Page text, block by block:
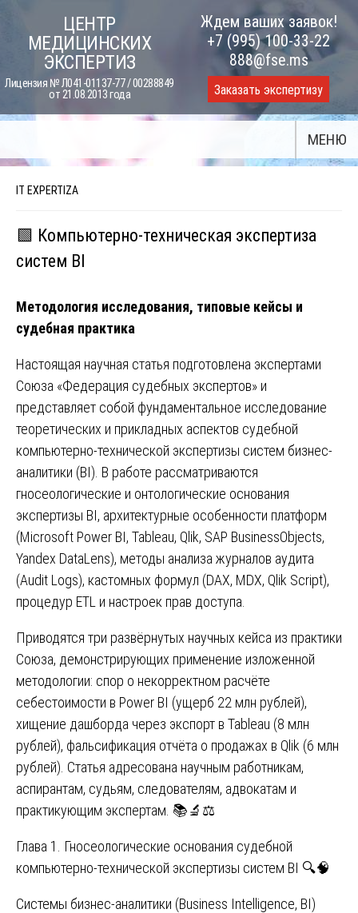
content
ЦЕНТР
МЕДИЦИНСКИХ
ЭКСПЕРТИЗ
Лицензия № Л041-01137-77 / 00288849
от 21.08.2013 года
Ждем ваших заявок!
+7 (995) 100-33-22
888@fse.ms
Заказать экспертизу
МЕНЮ
IT EXPERTIZA
🟩 Компьютерно-техническая экспертиза
систем BI
Методология исследования, типовые кейсы и
судебная практика
Настоящая научная статья подготовлена экспертами
Союза «Федерация судебных экспертов» и
представляет собой фундаментальное исследование
теоретических и прикладных аспектов судебной
компьютерно-технической экспертизы систем бизнес-
аналитики (BI). В работе рассматриваются
гносеологические и онтологические основания
экспертизы BI, архитектурные особенности платформ
(Microsoft Power BI, Tableau, Qlik, SAP BusinessObjects,
Yandex DataLens), методы анализа журналов аудита
(Audit Logs), кастомных формул (DAX, MDX, Qlik Script),
процедур ETL и настроек прав доступа.
Приводятся три развёрнутых научных кейса из практики
Союза, демонстрирующих применение изложенной
методологии: спор о некорректном расчёте
себестоимости в Power BI (ущерб 22 млн рублей),
хищение дашборда через экспорт в Tableau (8 млн
рублей), фальсификация отчёта о продажах в Qlik (6 млн
рублей). Статья адресована научным работникам,
аспирантам, судьям, следователям, адвокатам и
практикующим экспертам. 📚🔬⚖️
Глава 1. Гносеологические основания судебной
компьютерно-технической экспертизы систем BI 🔍🧠
Системы бизнес-аналитики (Business Intelligence, BI)